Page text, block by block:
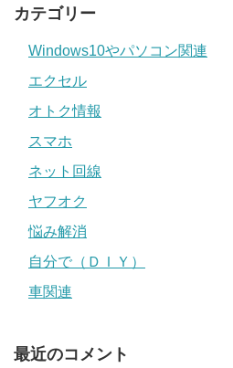
カテゴリー
Windows10やパソコン関連
エクセル
オトク情報
スマホ
ネット回線
ヤフオク
悩み解消
自分で（ＤＩＹ）
車関連
最近のコメント